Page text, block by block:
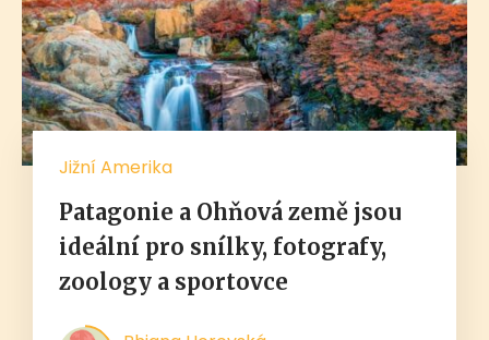
Jižní Amerika
Patagonie a Ohňová země jsou
ideální pro snílky, fotografy,
zoology a sportovce